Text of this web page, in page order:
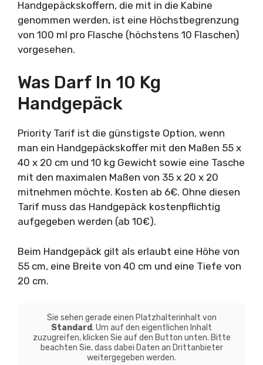
Handgepäckskoffern, die mit in die Kabine
genommen werden, ist eine Höchstbegrenzung
von 100 ml pro Flasche (höchstens 10 Flaschen)
vorgesehen.
Was Darf In 10 Kg
Handgepäck
Priority Tarif ist die günstigste Option, wenn
man ein Handgepäckskoffer mit den Maßen 55 x
40 x 20 cm und 10 kg Gewicht sowie eine Tasche
mit den maximalen Maßen von 35 x 20 x 20
mitnehmen möchte. Kosten ab 6€. Ohne diesen
Tarif muss das Handgepäck kostenpflichtig
aufgegeben werden (ab 10€).
Beim Handgepäck gilt als erlaubt eine Höhe von
55 cm, eine Breite von 40 cm und eine Tiefe von
20 cm.
Sie sehen gerade einen Platzhalterinhalt von
Standard. Um auf den eigentlichen Inhalt
zuzugreifen, klicken Sie auf den Button unten. Bitte
beachten Sie, dass dabei Daten an Drittanbieter
weitergegeben werden.